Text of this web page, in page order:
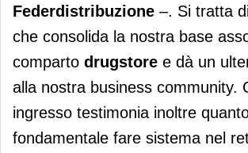
Federdistribuzione –. Si tratta
che consolida la nostra base
comparto drugstore e dà un
alla nostra business community.
ingresso testimonia inoltre
fondamentale fare sistema nel